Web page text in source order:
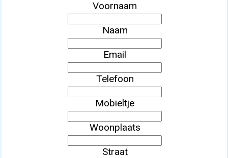
Voornaam
Naam
Email
Telefoon
Mobieltje
Woonplaats
Straat